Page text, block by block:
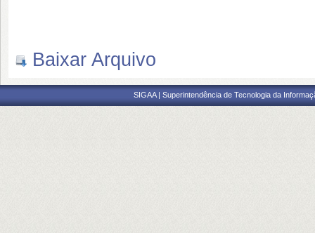
Baixar Arquivo
SIGAA | Superintendência de Tecnologia da